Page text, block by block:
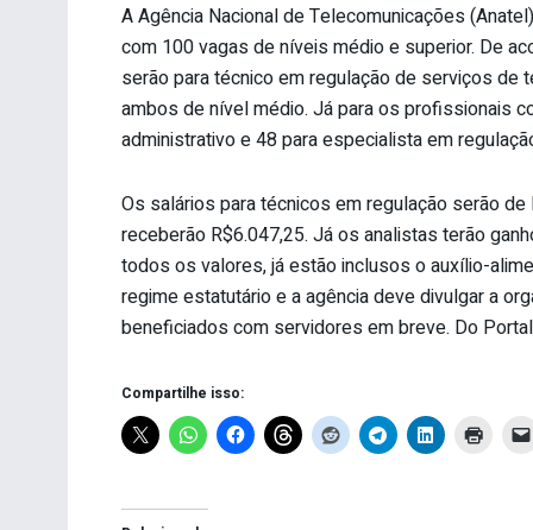
A Agência Nacional de Telecomunicações
com 100 vagas de níveis médio e superior. De
serão para técnico em regulação de serviços de
ambos de nível médio. Já para os profissionais
administrativo e 48 para especialista em
Os salários para técnicos em regulação serão
receberão R$6.047,25. Já os analistas terão
todos os valores, já estão inclusos o auxílio-
regime estatutário e a agência deve divulgar a
beneficiados com servidores em breve. Do Portal
Compartilhe isso: